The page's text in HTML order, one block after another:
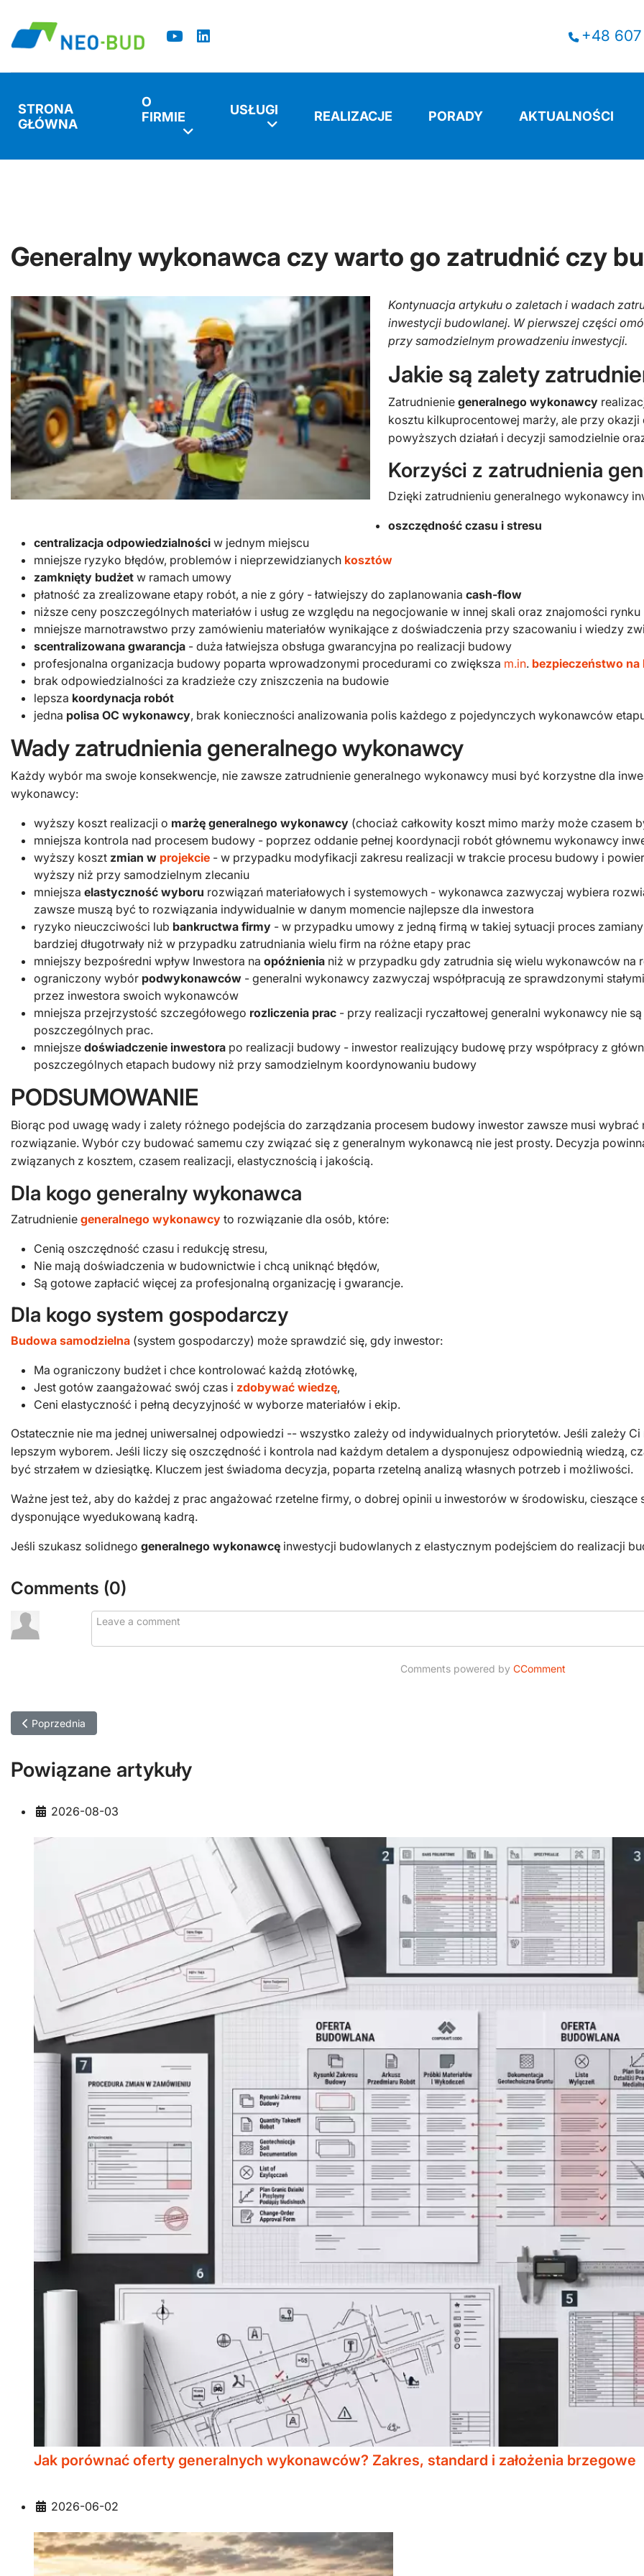
+48
STRONA
GŁÓWNA
O
FIRMIE
USŁUGI REALIZACJE PORADY AKTUALNOŚCI
Generalny wykonawca czy warto go zatrudnić czy
Kontynuacja artykułu o zaletach i wadach
inwestycji budowlanej. W pierwszej części
przy samodzielnym prowadzeniu inwestycji.
Jakie są zalety
Zatrudnienie generalnego wykonawcy
kosztu kilkuprocentowej marży, ale przy
powyższych działań i decyzji samodzielnie
Korzyści z zatrudnienia
Dzięki zatrudnieniu generalnego wykonawcy
oszczędność czasu i stresu
centralizacja odpowiedzialności w jednym miejscu
mniejsze ryzyko błędów, problemów i nieprzewidzianych kosztów
zamknięty budżet w ramach umowy
płatność za zrealizowane etapy robót, a nie z góry - łatwiejszy do zaplanowania cash-flow
niższe ceny poszczególnych materiałów i usług ze względu na negocjowanie w innej skali oraz znajomości rynku
mniejsze marnotrawstwo przy zamówieniu materiałów wynikające z doświadczenia przy szacowaniu i wiedzy
scentralizowana gwarancja - duża łatwiejsza obsługa gwarancyjna po realizacji budowy
profesjonalna organizacja budowy poparta wprowadzonymi procedurami co zwiększa m.in. bezpieczeństwo na
brak odpowiedzialności za kradzieże czy zniszczenia na budowie
lepsza koordynacja robót
jedna polisa OC wykonawcy, brak konieczności analizowania polis każdego z pojedynczych wykonawców
Wady zatrudnienia generalnego wykonawcy
Każdy wybór ma swoje konsekwencje, nie zawsze zatrudnienie generalnego wykonawcy musi być korzystne dla
wykonawcy:
wyższy koszt realizacji o marżę generalnego wykonawcy (chociaż całkowity koszt mimo marży może czasem
mniejsza kontrola nad procesem budowy - poprzez oddanie pełnej koordynacji robót głównemu wykonawcy
wyższy koszt zmian w projekcie - w przypadku modyfikacji zakresu realizacji w trakcie procesu budowy i
wyższy niż przy samodzielnym zlecaniu
mniejsza elastyczność wyboru rozwiązań materiałowych i systemowych - wykonawca zazwyczaj wybiera
zawsze muszą być to rozwiązania indywidualnie w danym momencie najlepsze dla inwestora
ryzyko nieuczciwości lub bankructwa firmy - w przypadku umowy z jedną firmą w takiej sytuacji proces
bardziej długotrwały niż w przypadku zatrudniania wielu firm na różne etapy prac
mniejszy bezpośredni wpływ Inwestora na opóźnienia niż w przypadku gdy zatrudnia się wielu wykonawców na
ograniczony wybór podwykonawców - generalni wykonawcy zazwyczaj współpracują ze sprawdzonymi
przez inwestora swoich wykonawców
mniejsza przejrzystość szczegółowego rozliczenia prac - przy realizacji ryczałtowej generalni wykonawcy nie
poszczególnych prac.
mniejsze doświadczenie inwestora po realizacji budowy - inwestor realizujący budowę przy współpracy z
poszczególnych etapach budowy niż przy samodzielnym koordynowaniu budowy
PODSUMOWANIE
Biorąc pod uwagę wady i zalety różnego podejścia do zarządzania procesem budowy inwestor zawsze musi
rozwiązanie. Wybór czy budować samemu czy związać się z generalnym wykonawcą nie jest prosty. Decyzja
związanych z kosztem, czasem realizacji, elastycznością i jakością.
Dla kogo generalny wykonawca
Zatrudnienie generalnego wykonawcy to rozwiązanie dla osób, które:
Cenią oszczędność czasu i redukcję stresu,
Nie mają doświadczenia w budownictwie i chcą uniknąć błędów,
Są gotowe zapłacić więcej za profesjonalną organizację i gwarancje.
Dla kogo system gospodarczy
Budowa samodzielna (system gospodarczy) może sprawdzić się, gdy inwestor:
Ma ograniczony budżet i chce kontrolować każdą złotówkę,
Jest gotów zaangażować swój czas i zdobywać wiedzę,
Ceni elastyczność i pełną decyzyjność w wyborze materiałów i ekip.
Ostatecznie nie ma jednej uniwersalnej odpowiedzi -- wszystko zależy od indywidualnych priorytetów. Jeśli zależy Ci
lepszym wyborem. Jeśli liczy się oszczędność i kontrola nad każdym detalem a dysponujesz odpowiednią wiedzą,
być strzałem w dziesiątkę. Kluczem jest świadoma decyzja, poparta rzetelną analizą własnych potrzeb i możliwości.
Ważne jest też, aby do każdej z prac angażować rzetelne firmy, o dobrej opinii u inwestorów w środowisku,
dysponujące wyedukowaną kadrą.
Jeśli szukasz solidnego generalnego wykonawcę inwestycji budowlanych z elastycznym podejściem do realizacji
Comments (0)
Comments powered by CComment
Poprzednia strona: Ile kosztuje budowa hali magazynowej lub produkcyjnej ? Praktyczny przewodnik dla Inwestora
Poprzednia
Powiązane artykuły
Jak porównać oferty generalnych wykonawców? Zakres, standard i założenia brzegowe
Szczegóły
2026-08-03
Szczegóły
2026-06-02